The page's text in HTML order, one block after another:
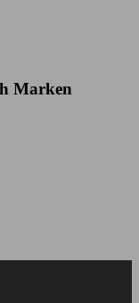
Marken